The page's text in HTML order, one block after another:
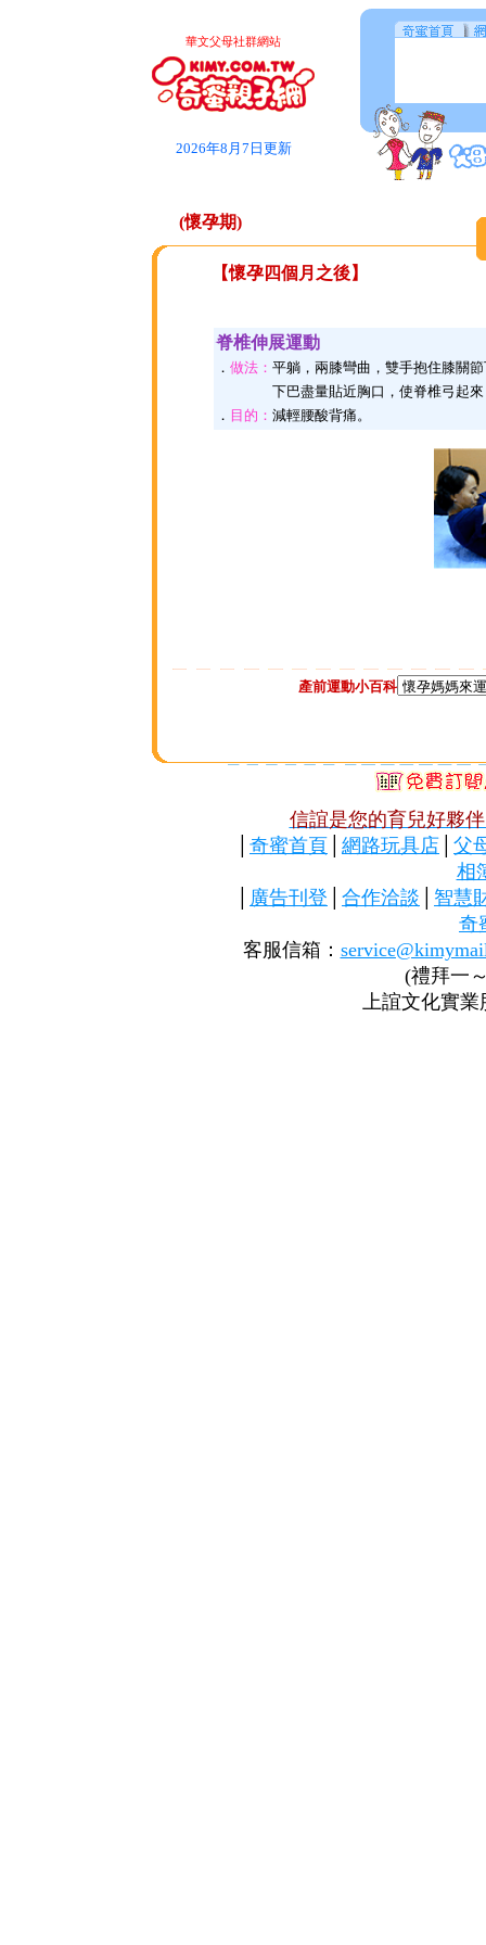
華文父母社群網站
2026年8月7日更新
(懷孕期)
【懷孕四個月之後】
脊椎伸展運動
． 做法： 平躺，兩膝彎曲，雙手抱住膝關
下巴盡量貼近胸口，使脊椎弓起來，
． 目的： 減輕腰酸背痛。
產前運動小百科
信誼是您的育兒好夥
奇蜜首頁 網路玩具店
父
相
廣告刊登 合作洽談
智慧
奇
客服信箱：
(禮拜一
上誼文化實